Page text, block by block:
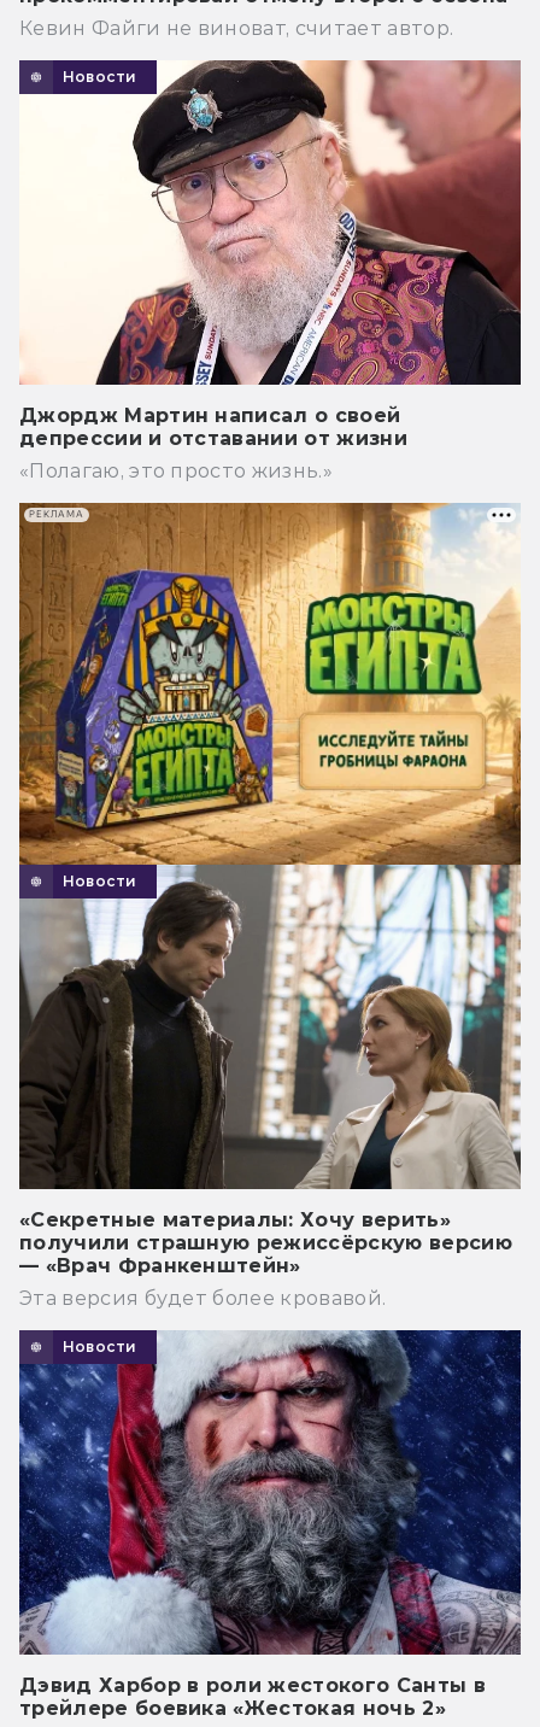
Кевин Файги не виноват, считает автор.
Новости
Джордж Мартин написал о своей
депрессии и отставании от жизни
«Полагаю, это просто жизнь.»
Новости
«Секретные материалы: Хочу верить»
получили страшную режиссёрскую версию
— «Врач Франкенштейн»
Эта версия будет более кровавой.
Новости
Дэвид Харбор в роли жестокого Санты в
трейлере боевика «Жестокая ночь 2»
РЕКЛАМА